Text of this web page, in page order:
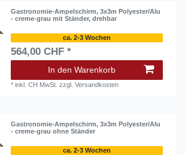
Gastronomie-Ampelschirm, 3x3m Polyester/Alu
- creme-grau mit Ständer, drehbar
ca. 2-3 Wochen
564,00 CHF *
In den Warenkorb
*inkl. CH MwSt. zzgl.Versandkosten
Gastronomie-Ampelschirm, 3x3m Polyester/Alu
- creme-grau ohne Ständer
ca. 2-3 Wochen